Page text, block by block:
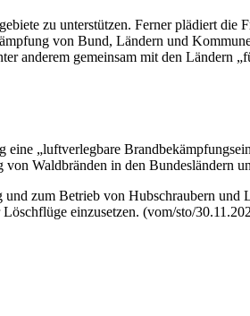
zu unterstützen. Ferner plädiert die
von Bund, Ländern und
anderem gemeinsam mit den Ländern
eine „luftverlegbare
Waldbränden in den Bundesländern
zum Betrieb von Hubschraubern und
einzusetzen. (vom/sto/